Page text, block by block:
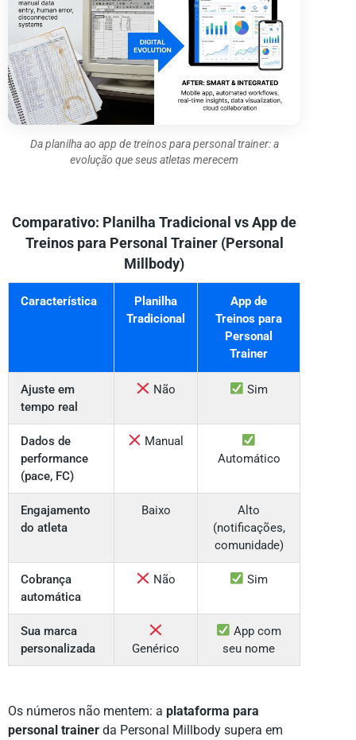
Da planilha ao app de treinos para personal trainer: a
evolução que seus atletas merecem
Comparativo: Planilha Tradicional vs App de
Treinos para Personal Trainer (Personal
Millbody)
Característica
Planilha
Tradicional
App de
Treinos para
Personal
Trainer
Ajuste em
tempo real
Não Sim
Dados de
performance
(pace, FC)
Manual
Automático
Engajamento
do atleta
Baixo
Alto
(notificações,
comunidade)
Cobrança
automática
Não Sim
Sua marca
personalizada
Genérico
App com
seu nome
Os números não mentem: a plataforma para
personal trainer da Personal Millbody supera em